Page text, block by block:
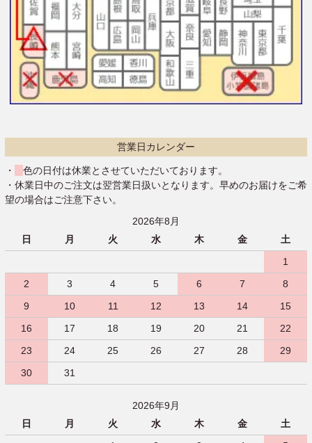
営業日カレンダー
・
色の日付は休業とさせていただいております。
・休業日中のご注文は翌営業日扱いとなります。早めのお届けをご希
望の場合はご注意下さい。
2026年8月
日
月 火 水 木 金
土
1
2
3 4 5 6 7
8
9
10 11 12 13 14
15
16
17 18 19 20 21
22
23
24 25 26 27 28
29
30
31
2026年9月
日
月 火 水 木 金
土